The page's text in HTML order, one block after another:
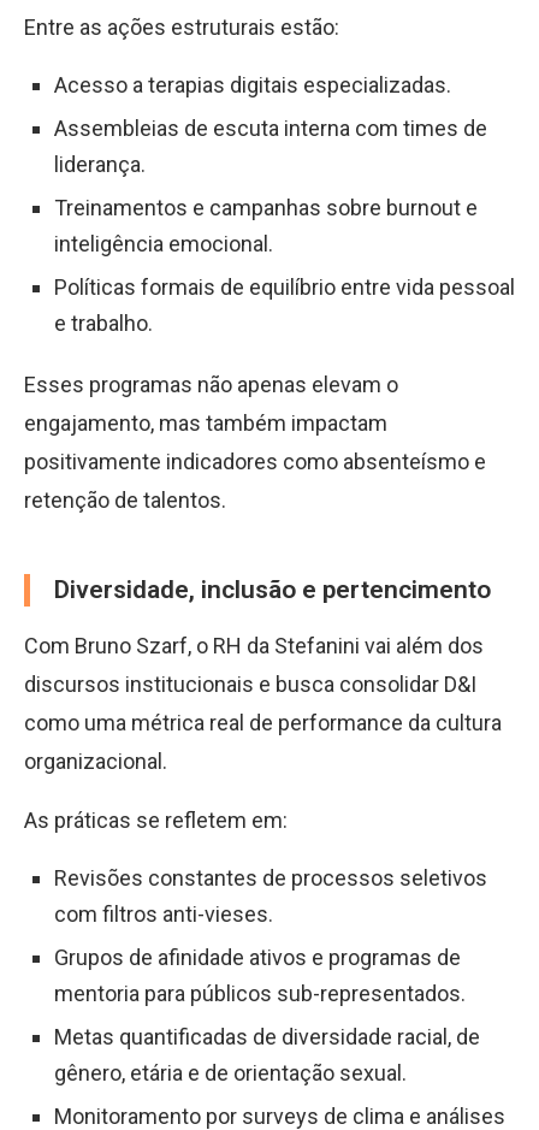
Entre as ações estruturais estão:
Acesso a terapias digitais especializadas.
Assembleias de escuta interna com times de
liderança.
Treinamentos e campanhas sobre burnout e
inteligência emocional.
Políticas formais de equilíbrio entre vida pessoal
e trabalho.
Esses programas não apenas elevam o
engajamento, mas também impactam
positivamente indicadores como absenteísmo e
retenção de talentos.
Diversidade, inclusão e pertencimento
Com Bruno Szarf, o RH da Stefanini vai além dos
discursos institucionais e busca consolidar D&I
como uma métrica real de performance da cultura
organizacional.
As práticas se refletem em:
Revisões constantes de processos seletivos
com filtros anti-vieses.
Grupos de afinidade ativos e programas de
mentoria para públicos sub-representados.
Metas quantificadas de diversidade racial, de
gênero, etária e de orientação sexual.
Monitoramento por surveys de clima e análises